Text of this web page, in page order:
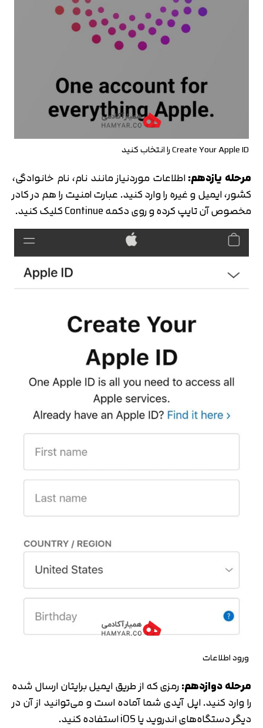
Create Your Apple ID را انتخاب کنید
مرحله یازدهم:اطلاعات موردنیاز مانند نام، نام خانوادگی،
کشور، ایمیل و غیره را وارد کنید. عبارت امنیت را هم در کادر
مخصوص آن تایپ کرده و روی دکمه Continue کلیک کنید.
ورود اطلاعات
مرحله دوازدهم:رمزی که از طریق ایمیل برایتان ارسال شده
را وارد کنید. اپل آیدی شما آماده است و می‌توانید از آن در
دیگر دستگاه‌های اندروید یا iOS استفاده کنید.